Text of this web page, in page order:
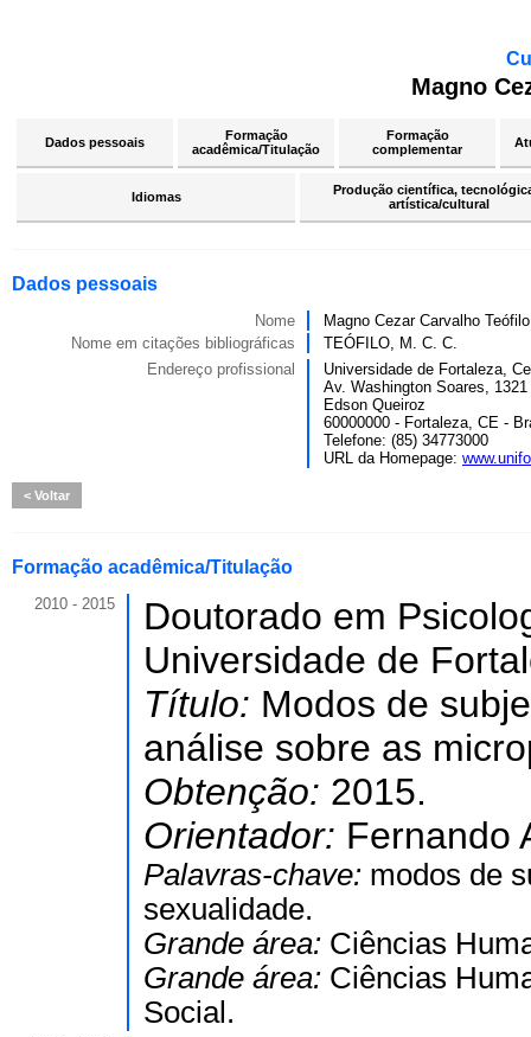
Magno
Dados pessoais
Formação
acadêmica/Titulação
Formação
complementar
Idiomas
Produção científica,
artística/cultural
Dados pessoais
Nome
Magno Cezar Carvalho Teófilo
Nome em citações bibliográficas
TEÓFILO, M. C. C.
Endereço profissional
Universidade de Fortaleza,
Av. Washington Soares, 1321
Edson Queiroz
60000000 - Fortaleza, CE -
Telefone: (85) 34773000
URL da Homepage:
Voltar
Formação acadêmica/Titulação
2010 - 2015
Doutorado em
Universidade de
Título: Modos de
análise sobre as
Obtenção: 2015.
Orientador: Fernando
Palavras-chave: modos de
sexualidade.
Grande área: Ciências
Grande área: Ciências
Social.